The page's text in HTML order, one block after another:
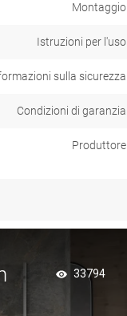
Montaggio
Istruzioni per l'uso
sulla sicurezza
Condizioni di garanzia
Produttore
33794